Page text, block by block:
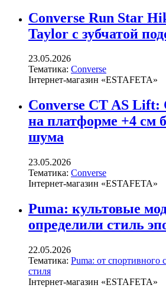
Converse Run Star
Taylor с зубчатой
23.05.2026
Тематика: Converse
Інтернет-магазин «ESTAFETA»
Converse CT AS Lift:
на платформе +4 см
шума
23.05.2026
Тематика: Converse
Інтернет-магазин «ESTAFETA»
Puma: культовые
определили стиль
22.05.2026
Тематика: Puma: от спортивного
стиля
Інтернет-магазин «ESTAFETA»